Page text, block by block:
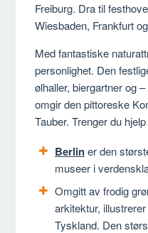
Freiburg. Dra til
Wiesbaden, Frankfurt
Med fantastiske
personlighet. Den
ølhaller, biergartner og
omgir den pittoreske
Tauber. Trenger du
Berliner den
museer i
Omgitt av frodig
arkitektur, illustrerer
Tyskland. Den